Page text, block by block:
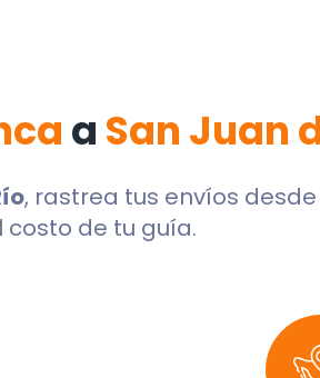
a San Juan
, rastrea tus envíos
de tu guía.